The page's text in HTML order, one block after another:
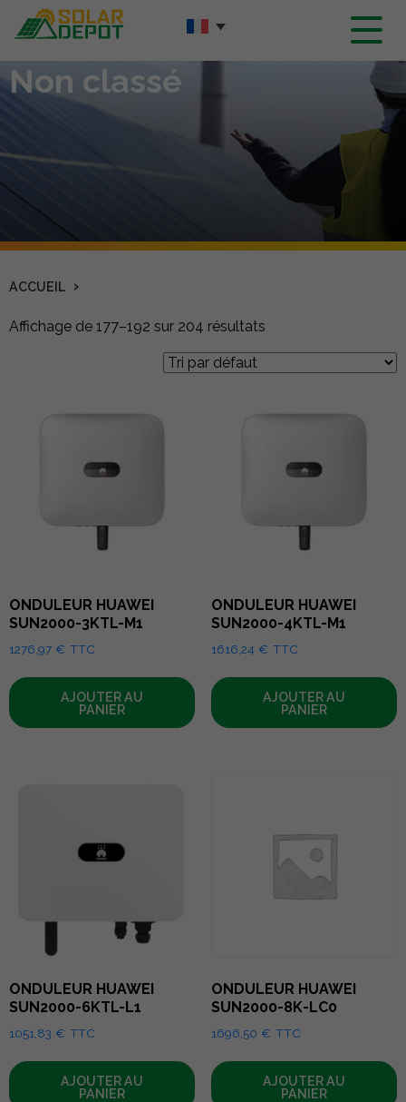
Contenu
principal
Non classé
ACCUEIL ›
Affichage de 177–192 sur 204 résultats
ONDULEUR HUAWEI
SUN2000-3KTL-M1
1276,97 € TTC
AJOUTER AU
PANIER
ONDULEUR HUAWEI
SUN2000-4KTL-M1
1616,24 € TTC
AJOUTER AU
PANIER
ONDULEUR HUAWEI
SUN2000-6KTL-L1
1051,83 € TTC
AJOUTER AU
PANIER
ONDULEUR HUAWEI
SUN2000-8K-LC0
1696,50 € TTC
AJOUTER AU
PANIER